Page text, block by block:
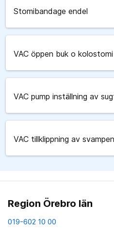
Stomibandage endel
VAC öppen buk o kolostomi
VAC pump inställning av
VAC tillklippning av svampen
Region Örebro län
019-602 10 00